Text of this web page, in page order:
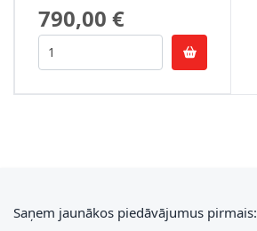
790,00 €
E-pasta adrese
Saņem jaunākos piedāvājumus pirmais: